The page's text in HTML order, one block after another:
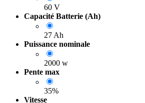
60 V
Capacité Batterie (Ah)
27 Ah
Puissance nominale
2000 w
Pente max
35%
Vitesse